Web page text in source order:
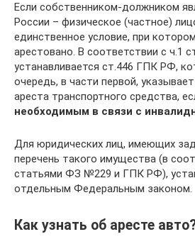
Если собственником-должником
России – физическое (частное)
единственное условие, при
арестовано. В соответствии с ч.1
устанавливается ст.446 ГПК РФ,
очередь, в части первой,
ареста транспортного средства,
необходимым в связи с
Для юридических лиц, имеющих
перечень такого имущества (в
статьями ФЗ №229 и ГПК РФ),
отдельным Федеральным законом.
Как узнать об аресте